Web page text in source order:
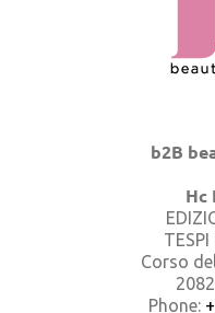
b2B
Hc
Corso
Phone: